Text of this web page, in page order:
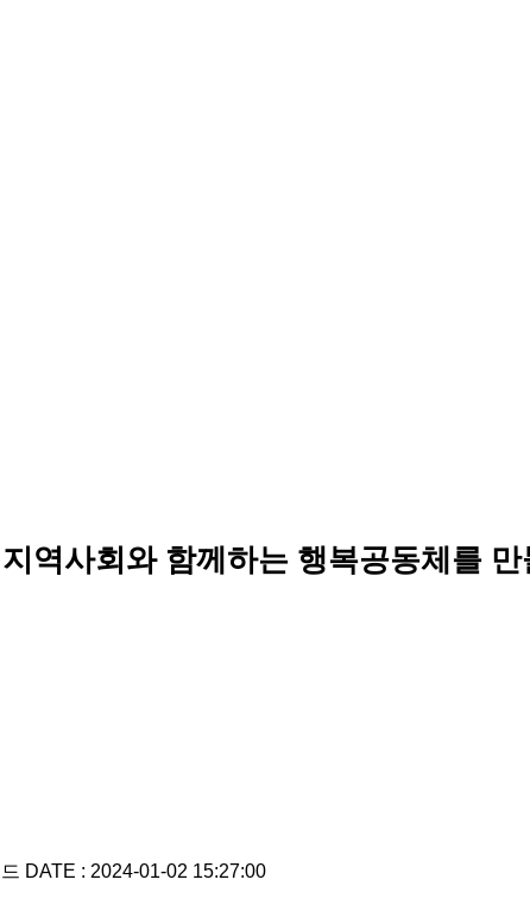
역사회와 함께하는 행복공동체를
DATE : 2024-01-02 15:27:00